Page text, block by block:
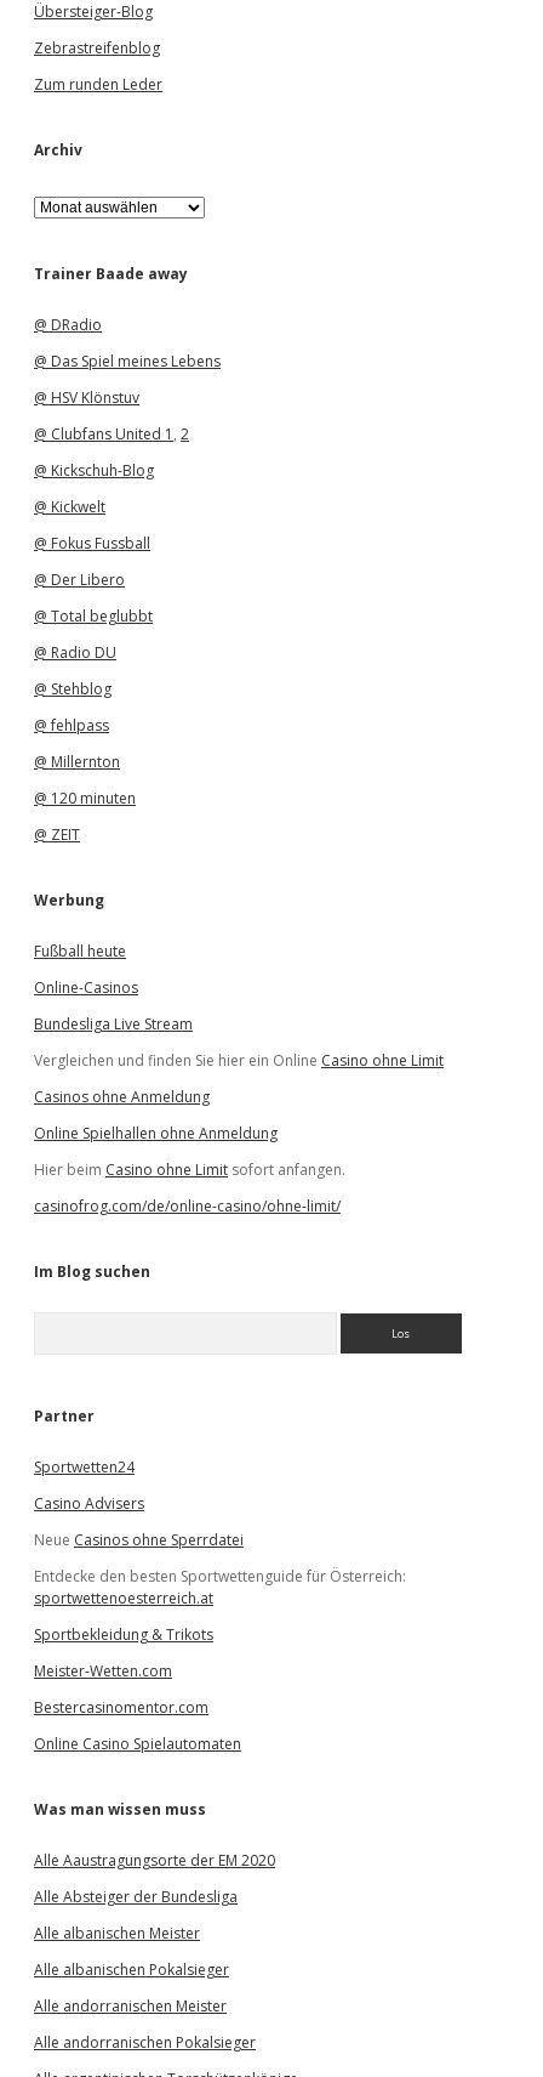
Übersteiger-Blog
Zebrastreifenblog
Zum runden Leder
Archiv
A
r
h
Trainer Baade away
@ DRadio
@ Das Spiel meines Lebens
@ HSV Klönstuv
@ Clubfans United 1 , 2
@ Kickschuh-Blog
@ Kickwelt
@ Fokus Fussball
@ Der Libero
@ Total beglubbt
@ Radio DU
@ Stehblog
@ fehlpass
@ Millernton
@ 120 minuten
@ ZEIT
Werbung
Fußball heute
Online-Casinos
Bundesliga Live Stream
Vergleichen und finden Sie hier ein Online Casino ohne Limit
Casinos ohne Anmeldung
Online Spielhallen ohne Anmeldung
Hier beim Casino ohne Limit sofort anfangen.
casinofrog.com/de/online-casino/ohne-limit/
Im Blog suchen
e
Partner
Sportwetten24
Casino Advisers
Neue Casinos ohne Sperrdatei
Entdecke den besten Sportwettenguide für Österreich:
sportwettenoesterreich.at
Sportbekleidung & Trikots
Meister-Wetten.com
Bestercasinomentor.com
Online Casino Spielautomaten
Was man wissen muss
Alle Aaustragungsorte der EM 2020
Alle Absteiger der Bundesliga
Alle albanischen Meister
Alle albanischen Pokalsieger
Alle andorranischen Meister
Alle andorranischen Pokalsieger